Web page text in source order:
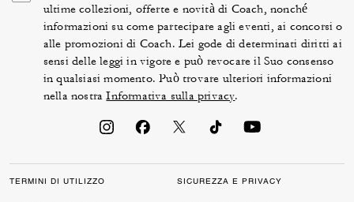
ultime collezioni, offerte e novità di Coach, nonché
informazioni su come partecipare agli eventi, ai concorsi o
alle promozioni di Coach. Lei gode di determinati diritti ai
sensi delle leggi in vigore e può revocare il Suo consenso
in qualsiasi momento. Può trovare ulteriori informazioni
nella nostraInformativa sulla privacy.
TERMINI DI UTILIZZO SICUREZZA E PRIVACY